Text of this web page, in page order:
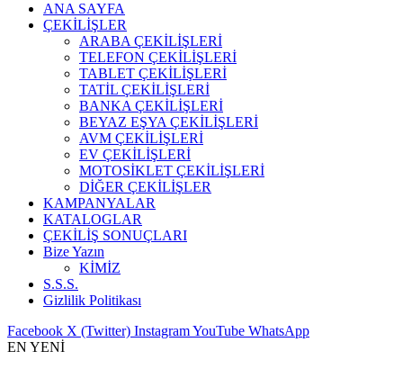
ANA SAYFA
ÇEKİLİŞLER
ARABA ÇEKİLİŞLERİ
TELEFON ÇEKİLİŞLERİ
TABLET ÇEKİLİŞLERİ
TATİL ÇEKİLİŞLERİ
BANKA ÇEKİLİŞLERİ
BEYAZ EŞYA ÇEKİLİŞLERİ
AVM ÇEKİLİŞLERİ
EV ÇEKİLİŞLERİ
MOTOSİKLET ÇEKİLİŞLERİ
DİĞER ÇEKİLİŞLER
KAMPANYALAR
KATALOGLAR
ÇEKİLİŞ SONUÇLARI
Bize Yazın
KİMİZ
S.S.S.
Gizlilik Politikası
Facebook X (Twitter) InstagramYouTube WhatsApp
EN YENİ